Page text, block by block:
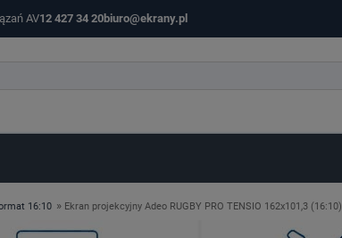
AV12 427 34 20biuro@ekrany.pl
16:10 » Ekran projekcyjny Adeo RUGBY PRO TENSIO 162x101,3 (16:10)